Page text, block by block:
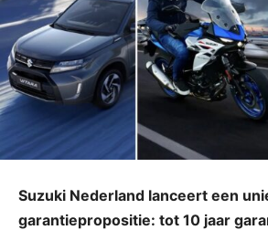
Suzuki Nederland lanceert een
garantiepropositie: tot 10 jaar